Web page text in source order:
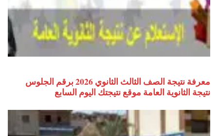
معرفة نتيجة الصف الثالث الثانوي 2026 برقم الجلوس
نتيجة الثانوية العامة موقع نتيجتك اليوم السابع